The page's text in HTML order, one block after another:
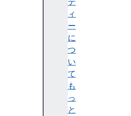
ィ
ー
に
つ
い
て
も
っ
と